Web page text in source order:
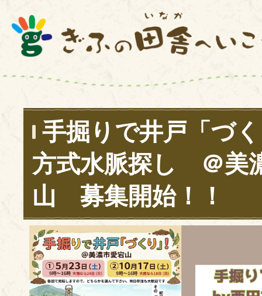
手掘りで井戸「づ
方式水脈探し ＠美
山 募集開始！！